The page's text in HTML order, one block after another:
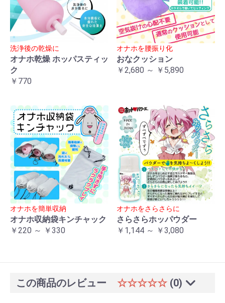
洗浄後の乾燥に
オナホ乾燥 ホッパスティッ
ク
￥770
オナホを腰振り化
おなクッション
￥2,680 ～ ￥5,890
オナホを簡単収納
オナホ収納袋キンチャック
￥220 ～ ￥330
オナホをさらさらに
さらさらホッパウダー
￥1,144 ～ ￥3,080
この商品のレビュー ☆☆☆☆☆ (0)